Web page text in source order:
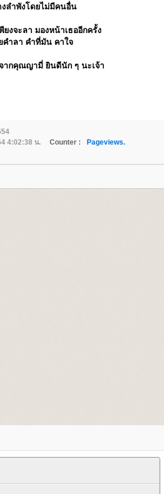
งลำพังโดยไม่มีคนอื่น
ยงจะลา มองหน้าเธออีกครั้ง
คำลา คำที่มัน คาใจ
ากคุณญามี่ ยินดีนัก ๆ นะเจ้า
4:02:38 น. Counter :
Pageviews.